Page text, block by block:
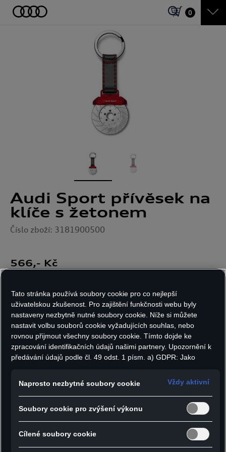
0
Audi Sport přívěsek na
klíče s žetonem
Číslo zboží: 3181900500
566,- Kč
Skladem
Varianty: Počet kusů:
Do košíku
- Přívěsek na klíče Audi Sport s žetonem do
nákupního vozíku
Tato stránka používá soubory cookie pro co nejlepší
uživatelskou zkušenost. Pro zajištění funkčnosti webu byly
nastaveny nezbytně nutné soubory cookie. Níže si můžete
nastavit volbu souborů cookie vyžadujících souhlas, nebo
rovnou přijmout všechny soubory cookie. Tímto dojde ke
zpracování identifikačních údajů našimi partnery. Upozornění k
předávání údajů podle čl. 49 odst. 1 písm. a) GDPR: Jako
používán Google Analytics. Nelze vyloučit, že společnost
Google Ireland jako náš smluvní partner předává osobní údaje
státech neexistuje úroveň ochrany osobních údajů věcně
rovnocenná Evropské unii a chybí rozhodnutí Evropské komise
o odpovídající ochraně. Z toho pro vás mohou vyplývat rizika,
protože v USA nemůžete účinně uplatnit svá práva subjektu
Naprosto nezbytné soubory cookie Vždy aktivní
Soubory cookie pro zvýšení výkonu
Cílené soubory cookie